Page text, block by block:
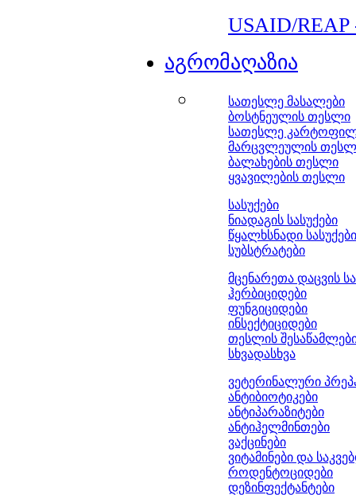
USAID/
აგრომაღაზია
სათესლე მასალები
ბოსტნეულის თესლი
სათესლე
მარცვლეულის
ბალახების თესლი
ყვავილების თესლი
სასუქები
ნიადაგის სასუქები
წყალხსნადი სასუქები
სუბსტრატები
მცენარეთა დაცვის
ჰერბიციდები
ფუნგიციდები
ინსექტიციდები
თესლის
სხვადასხვა
ვეტერინალური
ანტიბიოტიკები
ანტიპარაზიტები
ანტიჰელმინთები
ვაქცინები
ვიტამინები და
როდენტოციდები
დეზინფექტანტები